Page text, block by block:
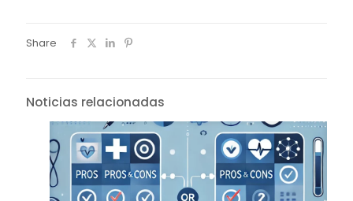
Share
Noticias relacionadas